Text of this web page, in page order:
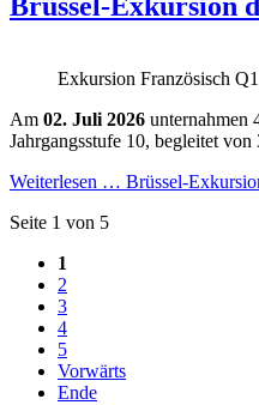
Exkursion Französisch
Am 02. Juli 2026 unternahmen
Jahrgangsstufe 10, begleitet
Weiterlesen … Brüssel-
Seite 1 von 5
1
2
3
4
5
Vorwärts
Ende